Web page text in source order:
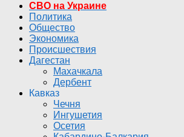
СВО на Украине
Политика
Общество
Экономика
Происшествия
Дагестан
Махачкала
Дербент
Кавказ
Чечня
Ингушетия
Осетия